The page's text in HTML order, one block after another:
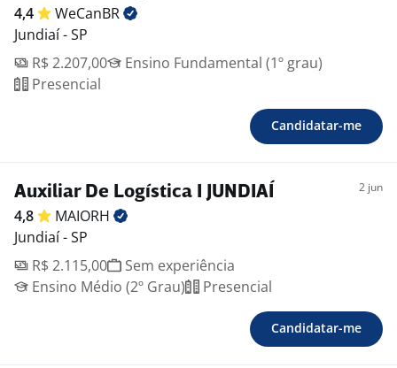
4,4
WeCanBR
Jundiaí - SP
R$ 2.207,00
Ensino Fundamental (1º grau)
Presencial
Candidatar-me
Auxiliar De Logística I JUNDIAÍ 2 jun
4,8
MAIORH
Jundiaí - SP
R$ 2.115,00
Sem experiência
Ensino Médio (2º Grau)
Presencial
Candidatar-me